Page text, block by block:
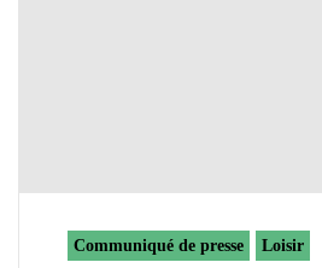
Communiqué de presse Loisir